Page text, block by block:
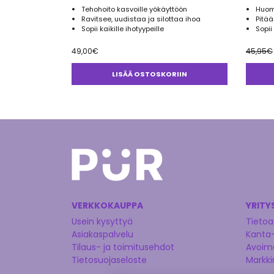
Tehohoito kasvoille yökäyttöön
Ravitsee, uudistaa ja silottaa ihoa
Sopii kaikille ihotyypeille
49,00€
LISÄÄ OSTOSKORIIN
45,95€
VERKKOKAUPPA
Usein kysyttyä
Asiakaspalvelu
Tilaus- ja toimitusehdot
Tietosuojaseloste